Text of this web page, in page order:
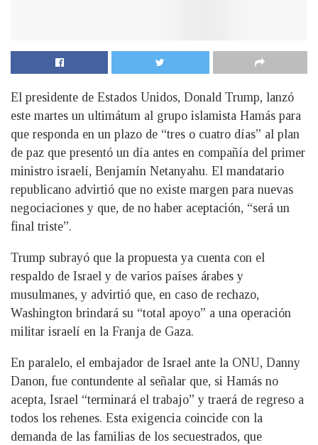
El presidente de Estados Unidos, Donald Trump, lanzó
este martes un ultimátum al grupo islamista Hamás para
que responda en un plazo de “tres o cuatro días” al plan
de paz que presentó un día antes en compañía del primer
ministro israelí, Benjamín Netanyahu. El mandatario
republicano advirtió que no existe margen para nuevas
negociaciones y que, de no haber aceptación, “será un
final triste”.
Trump subrayó que la propuesta ya cuenta con el
respaldo de Israel y de varios países árabes y
musulmanes, y advirtió que, en caso de rechazo,
Washington brindará su “total apoyo” a una operación
militar israelí en la Franja de Gaza.
En paralelo, el embajador de Israel ante la ONU, Danny
Danon, fue contundente al señalar que, si Hamás no
acepta, Israel “terminará el trabajo” y traerá de regreso a
todos los rehenes. Esta exigencia coincide con la
demanda de las familias de los secuestrados, que